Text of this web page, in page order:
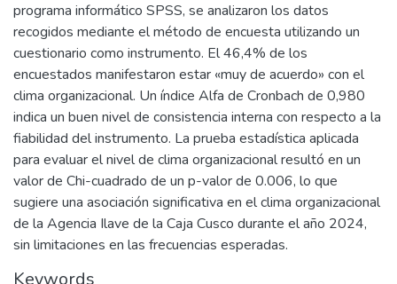
programa informático SPSS, se analizaron los datos
recogidos mediante el método de encuesta utilizando un
cuestionario como instrumento. El 46,4% de los
encuestados manifestaron estar «muy de acuerdo» con el
clima organizacional. Un índice Alfa de Cronbach de 0,980
indica un buen nivel de consistencia interna con respecto a la
fiabilidad del instrumento. La prueba estadística aplicada
para evaluar el nivel de clima organizacional resultó en un
valor de Chi-cuadrado de un p-valor de 0.006, lo que
sugiere una asociación significativa en el clima organizacional
de la Agencia Ilave de la Caja Cusco durante el año 2024,
sin limitaciones en las frecuencias esperadas.
Keywords